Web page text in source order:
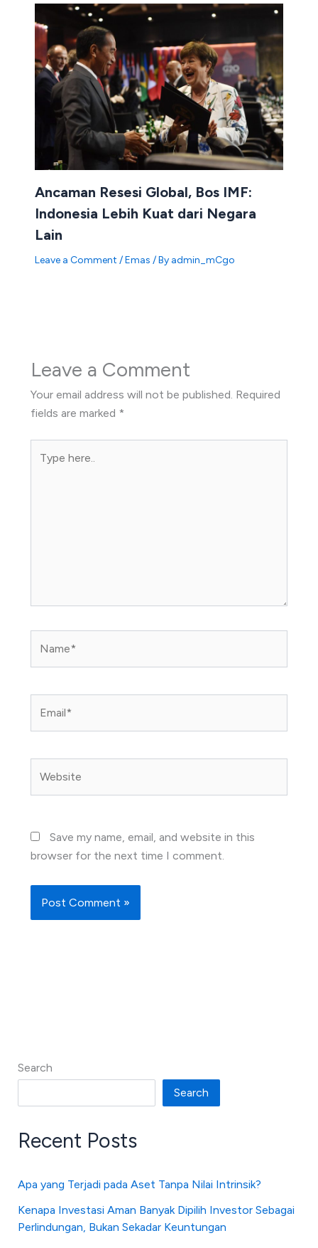
Ancaman Resesi Global, Bos IMF:
Indonesia Lebih Kuat dari Negara
Lain
Leave a Comment /Emas / By admin_mCgo
Leave a Comment
Your email address will not be published. Required
fields are marked *
here..
Save my name, email, and website in this
browser for the next time I comment.
Search
Search
Recent Posts
Apa yang Terjadi pada Aset Tanpa Nilai Intrinsik?
Kenapa Investasi Aman Banyak Dipilih Investor Sebagai
Perlindungan, Bukan Sekadar Keuntungan